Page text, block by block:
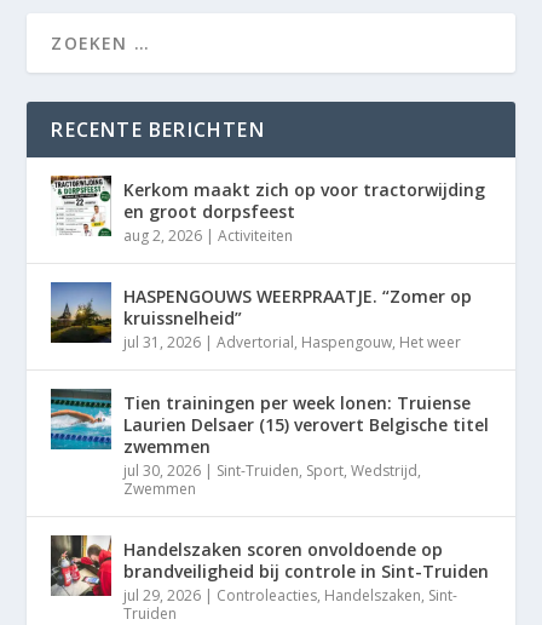
RECENTE BERICHTEN
Kerkom maakt zich op voor tractorwijding
en groot dorpsfeest
aug 2, 2026 |Activiteiten
HASPENGOUWS WEERPRAATJE. “Zomer op
kruissnelheid”
jul 31, 2026 |Advertorial, Haspengouw, Het weer
Tien trainingen per week lonen: Truiense
Laurien Delsaer (15) verovert Belgische titel
zwemmen
jul 30, 2026 | Sint-Truiden, Sport,Wedstrijd,
Zwemmen
Handelszaken scoren onvoldoende op
brandveiligheid bij controle in Sint-Truiden
jul 29, 2026 | Controleacties, Handelszaken, Sint-
Truiden